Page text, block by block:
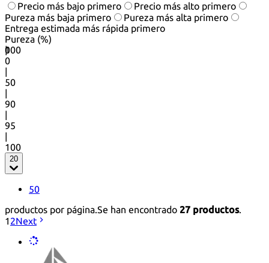
Precio más bajo primero
Precio más alto primero
Pureza más baja primero
Pureza más alta primero
Entrega estimada más rápida primero
Pureza (%)
0
100
|
0
|
50
|
90
|
95
|
100
20
50
productos por página.Se han encontrado 27 productos.
1 2Next